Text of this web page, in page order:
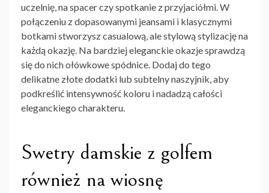
uczelnię, na spacer czy spotkanie z przyjaciółmi. W
połączeniu z dopasowanymi jeansami i klasycznymi
botkami stworzysz casualową, ale stylową stylizację na
każdą okazję. Na bardziej eleganckie okazje sprawdzą
się do nichołówkowe spódnice. Dodaj do tego
delikatne złote dodatki lub subtelny naszyjnik, aby
podkreślić intensywność koloru i nadadzą całości
eleganckiego charakteru.
Swetry damskie z golfem
również na wiosnę